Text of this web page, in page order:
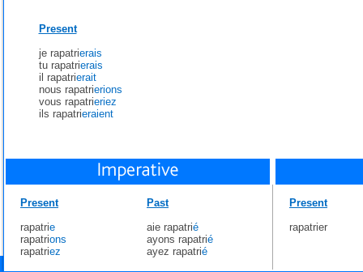
Present
je rapatrierais
tu rapatrierais
il rapatrierait
nous rapatrierions
vous rapatrieriez
ils rapatrieraient
Present
rapatrie
rapatrions
rapatriez
Past
aie rapatrié
ayons rapatrié
ayez rapatrié
Present
rapatrier